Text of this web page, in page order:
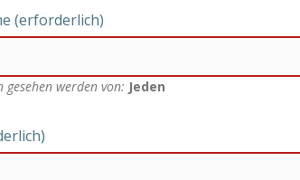
(erforderlich)
gesehen werden von: Jeden